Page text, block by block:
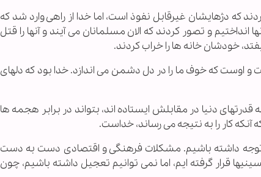
که دژهایشان غیرقابل نفوذ است، اما خدا از راهی وارد شد که
و تصور کردند که الان مسلمانان می آیند و آنها را قتل
خودشان خانه ها را خراب کردند.
اوست که خوف ما را در دل دشمن می اندازد. خدا بود که دلهای
دنیا در مقابلش ایستاده اند، بتواند در برابر هجمه ها
آنکه کار را به نتیجه می رساند، خداست.
توجه داشته باشیم. مشکلات فرهنگی و اقتصادی دست به دست
قرار گرفته ایم، اما نمی توانیم تعجیل داشته باشیم، چون